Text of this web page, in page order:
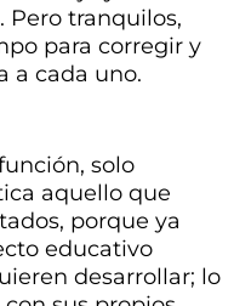
Pero tranquilos,
para corregir y
a cada uno.
solo
aquello que
porque ya
educativo
desarrollar; lo